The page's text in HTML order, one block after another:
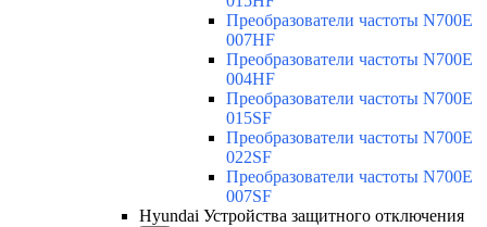
Преобразователи частоты N700E
007HF
Преобразователи частоты N700E
004HF
Преобразователи частоты N700E
015SF
Преобразователи частоты N700E
022SF
Преобразователи частоты N700E
007SF
Hyundai Устройства защитного отключения